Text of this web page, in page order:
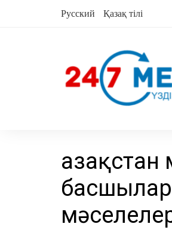
Русский Қазақ тілі